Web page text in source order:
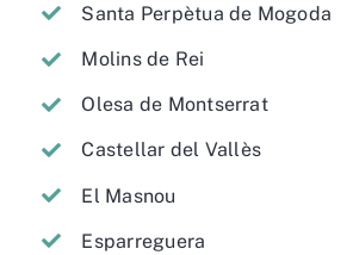
Santa Perpètua de Mogoda
Molins de Rei
Olesa de Montserrat
Castellar del Vallès
El Masnou
Esparreguera